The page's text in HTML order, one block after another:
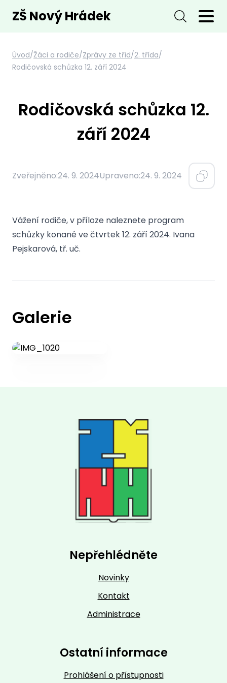
ZŠ Nový Hrádek
Úvod/Žáci a rodiče/Zprávy ze tříd/2. třída/
Rodičovská schůzka 12. září 2024
Rodičovská schůzka 12.
září 2024
Zveřejněno:24. 9. 2024Upraveno:24. 9. 2024
Vážení rodiče, v příloze naleznete program
schůzky konané ve čtvrtek 12. září 2024. Ivana
Pejskarová, tř. uč.
Galerie
Nepřehlédněte
Novinky
Kontakt
Administrace
Ostatní informace
Prohlášení o přístupnosti